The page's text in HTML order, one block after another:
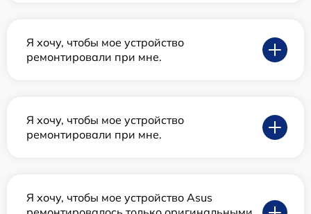
Я хочу, чтобы мое устройство
ремонтировали при мне.
Я хочу, чтобы мое устройство
ремонтировали при мне.
Я хочу, чтобы мое устройство Asus